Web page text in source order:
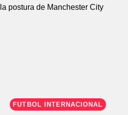
FÚTBOL INTERNACIONAL